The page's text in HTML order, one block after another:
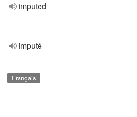
imputed
imputé
Français